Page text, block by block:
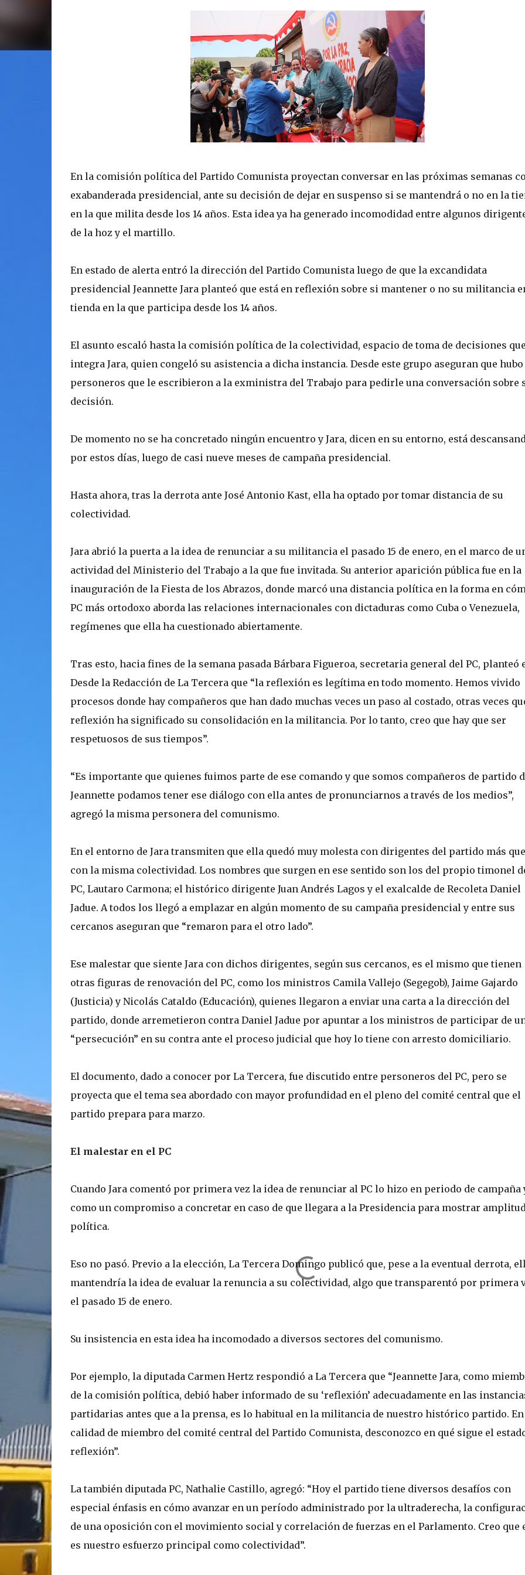
En la comisión política del Partido Comunista proyectan conversar en las próximas semanas
exabanderada presidencial, ante su decisión de dejar en suspenso si se mantendrá o no en la
en la que milita desde los 14 años. Esta idea ya ha generado incomodidad entre algunos
de la hoz y el martillo.
En estado de alerta entró la dirección del Partido Comunista luego de que la excandidata
presidencial Jeannette Jara planteó que está en reflexión sobre si mantener o no su militancia
tienda en la que participa desde los 14 años.
El asunto escaló hasta la comisión política de la colectividad, espacio de toma de decisiones que
integra Jara, quien congeló su asistencia a dicha instancia. Desde este grupo aseguran que hubo
personeros que le escribieron a la exministra del Trabajo para pedirle una conversación sobre
decisión.
De momento no se ha concretado ningún encuentro y Jara, dicen en su entorno, está
por estos días, luego de casi nueve meses de campaña presidencial.
Hasta ahora, tras la derrota ante José Antonio Kast, ella ha optado por tomar distancia de su
colectividad.
Jara abrió la puerta a la idea de renunciar a su militancia el pasado 15 de enero, en el marco de
actividad del Ministerio del Trabajo a la que fue invitada. Su anterior aparición pública fue en la
inauguración de la Fiesta de los Abrazos, donde marcó una distancia política en la forma en
PC más ortodoxo aborda las relaciones internacionales con dictaduras como Cuba o Venezuela,
regímenes que ella ha cuestionado abiertamente.
Tras esto, hacia fines de la semana pasada Bárbara Figueroa, secretaria general del PC, planteó
Desde la Redacción de La Tercera que “la reflexión es legítima en todo momento. Hemos vivido
procesos donde hay compañeros que han dado muchas veces un paso al costado, otras veces
reflexión ha significado su consolidación en la militancia. Por lo tanto, creo que hay que ser
respetuosos de sus tiempos”.
“Es importante que quienes fuimos parte de ese comando y que somos compañeros de partido
Jeannette podamos tener ese diálogo con ella antes de pronunciarnos a través de los medios”,
agregó la misma personera del comunismo.
En el entorno de Jara transmiten que ella quedó muy molesta con dirigentes del partido más que
con la misma colectividad. Los nombres que surgen en ese sentido son los del propio timonel
PC, Lautaro Carmona; el histórico dirigente Juan Andrés Lagos y el exalcalde de Recoleta Daniel
Jadue. A todos los llegó a emplazar en algún momento de su campaña presidencial y entre sus
cercanos aseguran que “remaron para el otro lado”.
Ese malestar que siente Jara con dichos dirigentes, según sus cercanos, es el mismo que tienen
otras figuras de renovación del PC, como los ministros Camila Vallejo (Segegob), Jaime Gajardo
(Justicia) y Nicolás Cataldo (Educación), quienes llegaron a enviar una carta a la dirección del
partido, donde arremetieron contra Daniel Jadue por apuntar a los ministros de participar de
“persecución” en su contra ante el proceso judicial que hoy lo tiene con arresto domiciliario.
El documento, dado a conocer por La Tercera, fue discutido entre personeros del PC, pero se
proyecta que el tema sea abordado con mayor profundidad en el pleno del comité central que el
partido prepara para marzo.
El malestar en el PC
Cuando Jara comentó por primera vez la idea de renunciar al PC lo hizo en periodo de campaña
como un compromiso a concretar en caso de que llegara a la Presidencia para mostrar
política.
Eso no pasó. Previo a la elección, La Tercera Domingo publicó que, pese a la eventual derrota,
mantendría la idea de evaluar la renuncia a su colectividad, algo que transparentó por primera
el pasado 15 de enero.
Su insistencia en esta idea ha incomodado a diversos sectores del comunismo.
Por ejemplo, la diputada Carmen Hertz respondió a La Tercera que “Jeannette Jara, como
de la comisión política, debió haber informado de su ‘reflexión’ adecuadamente en las
partidarias antes que a la prensa, es lo habitual en la militancia de nuestro histórico partido.
calidad de miembro del comité central del Partido Comunista, desconozco en qué sigue el
reflexión”.
La también diputada PC, Nathalie Castillo, agregó: “Hoy el partido tiene diversos desafíos con
especial énfasis en cómo avanzar en un período administrado por la ultraderecha, la
de una oposición con el movimiento social y correlación de fuerzas en el Parlamento. Creo que
es nuestro esfuerzo principal como colectividad”.